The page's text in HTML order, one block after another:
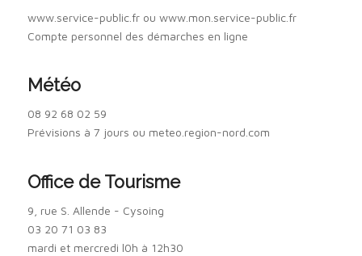
www.service-public.fr ou www.mon.service-public.fr
Compte personnel des démarches en ligne
Météo
08 92 68 02 59
Prévisions à 7 jours ou meteo.region-nord.com
Office de Tourisme
9, rue S. Allende - Cysoing
03 20 71 03 83
mardi et mercredi l0h à 12h30